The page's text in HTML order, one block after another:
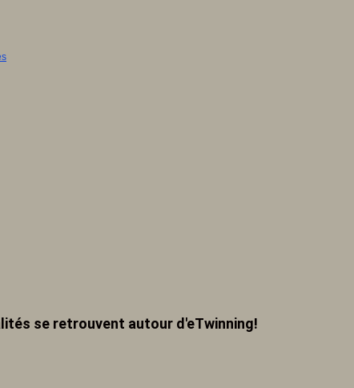
se retrouvent autour d'eTwinning!